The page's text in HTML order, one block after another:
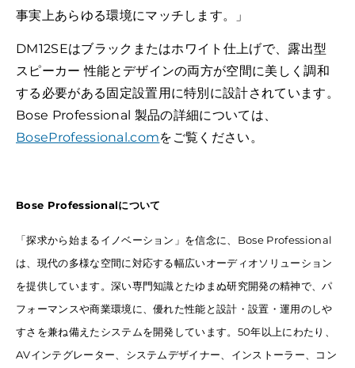
事実上あらゆる環境にマッチします。」
DM12SEはブラックまたはホワイト仕上げで、露出型
スピーカー 性能とデザインの両方が空間に美しく調和
する必要がある固定設置用に特別に設計されています。
Bose Professional 製品の詳細については、
BoseProfessional.comをご覧ください。
Bose Professionalについて
「探求から始まるイノベーション」を信念に、Bose Professional
は、現代の多様な空間に対応する幅広いオーディオソリューション
を提供しています。深い専門知識とたゆまぬ研究開発の精神で、パ
フォーマンスや商業環境に、優れた性能と設計・設置・運用のしや
すさを兼ね備えたシステムを開発しています。50年以上にわたり、
AVインテグレーター、システムデザイナー、インストーラー、コン